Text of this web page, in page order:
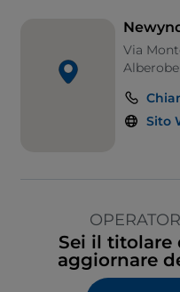
Via
Sito
Sei il titolare
aggiornare